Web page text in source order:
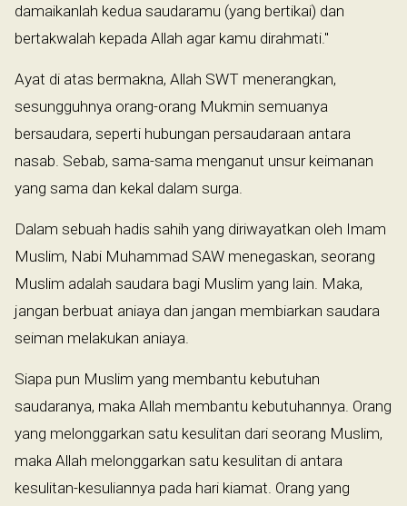
damaikanlah kedua saudaramu (yang bertikai) dan
bertakwalah kepada Allah agar kamu dirahmati."
Ayat di atas bermakna, Allah SWT menerangkan,
sesungguhnya orang-orang Mukmin semuanya
bersaudara, seperti hubungan persaudaraan antara
nasab. Sebab, sama-sama menganut unsur keimanan
yang sama dan kekal dalam surga.
Dalam sebuah hadis sahih yang diriwayatkan oleh Imam
Muslim, Nabi Muhammad SAW menegaskan, seorang
Muslim adalah saudara bagi Muslim yang lain. Maka,
jangan berbuat aniaya dan jangan membiarkan saudara
seiman melakukan aniaya.
Siapa pun Muslim yang membantu kebutuhan
saudaranya, maka Allah membantu kebutuhannya. Orang
yang melonggarkan satu kesulitan dari seorang Muslim,
maka Allah melonggarkan satu kesulitan di antara
kesulitan-kesuliannya pada hari kiamat. Orang yang